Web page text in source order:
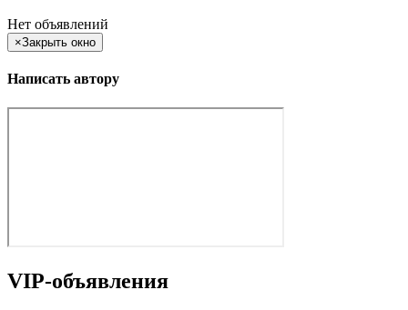
Нет объявлений
×Закрыть окно
Написать автору
VIP-объявления